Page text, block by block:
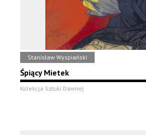
Stanisław Wyspiański
Śpiący Mietek
Kolekcja Sztuki Dawnej